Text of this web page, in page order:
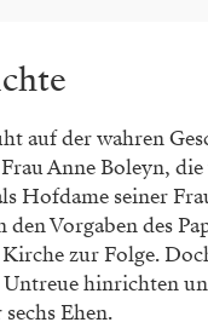
auf der wahren
Anne Boleyn,
Hofdame seiner
den Vorgaben des
zur Folge.
hinrichten
Ehen.